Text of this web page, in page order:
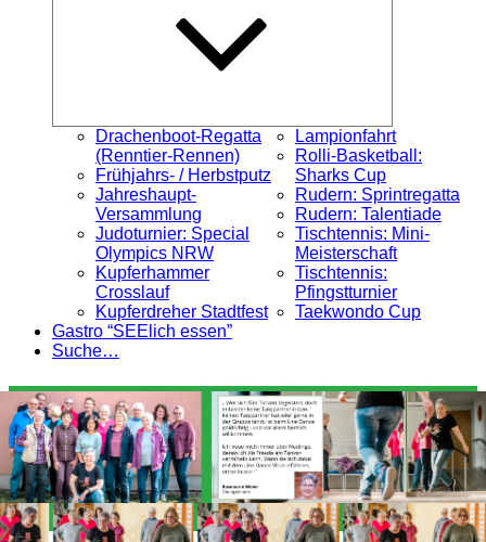
Drachenboot-Regatta
(Renntier-Rennen)
Frühjahrs- / Herbstputz
Jahreshaupt-
Versammlung
Judoturnier: Special
Olympics NRW
Kupferhammer
Crosslauf
Kupferdreher Stadtfest
Lampionfahrt
Rolli-Basketball:
Sharks Cup
Rudern: Sprintregatta
Rudern: Talentiade
Tischtennis: Mini-
Meisterschaft
Tischtennis:
Pfingstturnier
Taekwondo Cup
Gastro “SEElich essen”
Suche…